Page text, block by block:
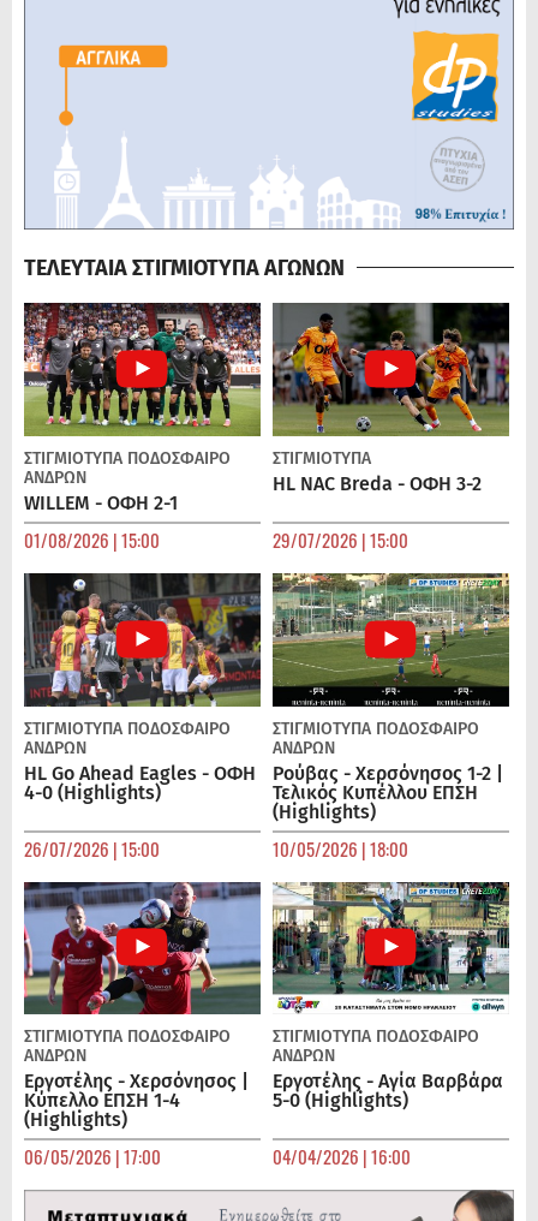
ΤΕΛΕΥΤΑΙΑ ΣΤΙΓΜΙΟΤΥΠΑ ΑΓΩΝΩΝ
ΣΤΙΓΜΙΟΤΥΠΑ ΠΟΔΌΣΦΑΙΡΟ
ΑΝΔΡΏΝ
WILLEM - ΟΦΗ 2-1
01/08/2026 | 15:00
ΣΤΙΓΜΙΟΤΥΠΑ
HL NAC Breda - ΟΦΗ 3-2
29/07/2026 | 15:00
ΣΤΙΓΜΙΟΤΥΠΑ ΠΟΔΌΣΦΑΙΡΟ
ΑΝΔΡΏΝ
HL Go Ahead Eagles - ΟΦΗ
4-0 (Highlights)
26/07/2026 | 15:00
ΣΤΙΓΜΙΟΤΥΠΑ ΠΟΔΌΣΦΑΙΡΟ
ΑΝΔΡΏΝ
Ρούβας - Χερσόνησος 1-2 |
Τελικός Κυπέλλου ΕΠΣΗ
(Highlights)
10/05/2026 | 18:00
ΣΤΙΓΜΙΟΤΥΠΑ ΠΟΔΌΣΦΑΙΡΟ
ΑΝΔΡΏΝ
Εργοτέλης - Χερσόνησος |
Κύπελλο ΕΠΣΗ 1-4
(Highlights)
06/05/2026 | 17:00
ΣΤΙΓΜΙΟΤΥΠΑ ΠΟΔΌΣΦΑΙΡΟ
ΑΝΔΡΏΝ
Εργοτέλης - Αγία Βαρβάρα
5-0 (Highlights)
04/04/2026 | 16:00